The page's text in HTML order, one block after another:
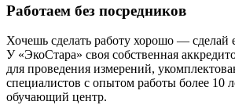
Работаем без посредников
Хочешь сделать работу хорошо — сделай
У «ЭкоСтара» своя собственная
для проведения измерений,
специалистов с опытом работы более 10
обучающий центр.